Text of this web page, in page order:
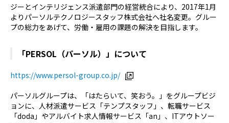
ジーとインテリジェンス派遣部門の経営統合により、2017年1月
よりパーソルテクノロジースタッフ株式会社へ社名変更。グルー
プの総力をあげて、労働・雇用の課題の解決を目指します。
「PERSOL（パーソル）」について
https://www.persol-group.co.jp/
パーソルグループは、「はたらいて、笑おう。」をグループビジ
ョンに、人材派遣サービス「テンプスタッフ」、転職サービス
「doda」やアルバイト求人情報サービス「an」、ITアウトソー